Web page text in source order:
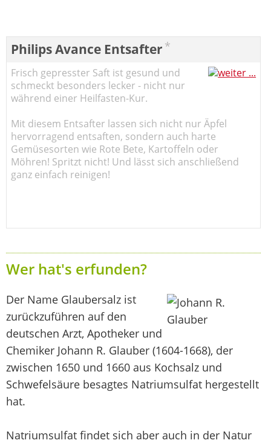
Philips Avance Entsafter *
Frisch gepresster Saft ist gesund und
schmeckt besonders lecker - nicht nur
während einer Heilfasten-Kur.
Mit diesem Entsafter lassen sich nicht nur Äpfel
hervorragend entsaften, sondern auch harte
Gemüsesorten wie Rote Bete, Kartoffeln oder
Möhren! Spritzt nicht! Und lässt sich anschließend
ganz einfach reinigen!
Wer hat's erfunden?
Der Name Glaubersalz ist
zurückzuführen auf den
deutschen Arzt, Apotheker und
Chemiker Johann R. Glauber (1604-1668), der
zwischen 1650 und 1660 aus Kochsalz und
Schwefelsäure besagtes Natriumsulfat hergestellt
hat.
Natriumsulfat findet sich aber auch in der Natur